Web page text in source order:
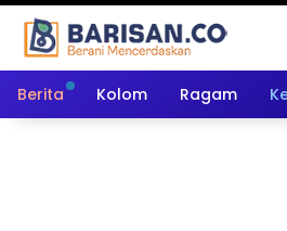
Berita Kolom Ragam